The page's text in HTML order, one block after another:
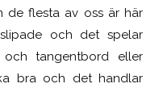
de flesta av oss är här
och det spelar
tangentbord eller
bra och det handlar